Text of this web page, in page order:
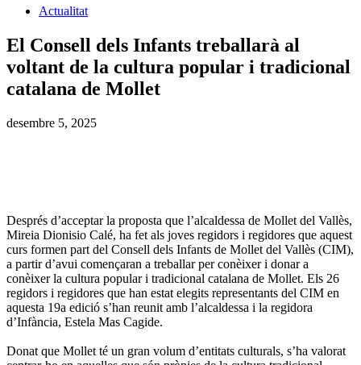
Actualitat
El Consell dels Infants treballarà al
voltant de la cultura popular i tradicional
catalana de Mollet
desembre 5, 2025
Després d’acceptar la proposta que l’alcaldessa de Mollet del Vallès,
Mireia Dionisio Calé, ha fet als joves regidors i regidores que aquest
curs formen part del Consell dels Infants de Mollet del Vallès (CIM),
a partir d’avui començaran a treballar per conèixer i donar a
conèixer la cultura popular i tradicional catalana de Mollet. Els 26
regidors i regidores que han estat elegits representants del CIM en
aquesta 19a edició s’han reunit amb l’alcaldessa i la regidora
d’Infància, Estela Mas Cagide.
Donat que Mollet té un gran volum d’entitats culturals, s’ha valorat